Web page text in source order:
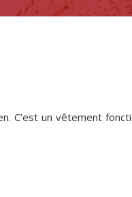
C’est un vêtement